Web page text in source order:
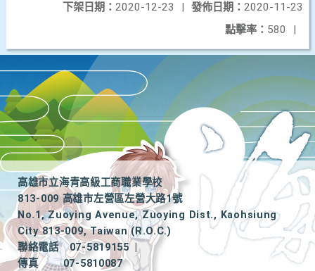
發佈日期： 2020-11-23
下架日期： 2020-12-23
|
點擊率： 580 |
高雄市立海青高級工商職業學校
813-009 高雄市左營區左營大路1號
No.1, Zuoying Avenue, Zuoying Dist., Kaohsiung
City 813-009, Taiwan (R.O.C.)
聯絡電話
07-5819155
|
傳真
07-5810087